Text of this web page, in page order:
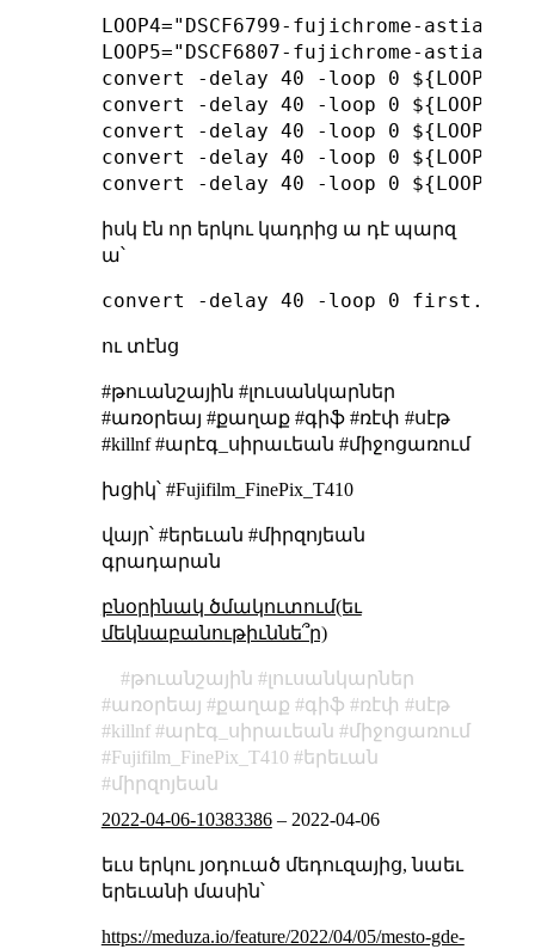
LOOP4="DSCF6799-fujichrome-
LOOP5="DSCF6807-fujichrome-
convert -delay 40 -loop 0 ${LOOP1}
convert -delay 40 -loop 0 ${LOOP2}
convert -delay 40 -loop 0 ${LOOP3}
convert -delay 40 -loop 0 ${LOOP4}
իսկ էն որ երկու կադրից ա դէ պարզ
ա՝
ու տէնց
#թուանշային #լուսանկարներ
#առօրեայ #քաղաք #գիֆ #ռէփ #սէթ
#killnf #արէգ_սիրաւեան #միջոցառում
խցիկ՝ #Fujifilm_FinePix_T410
վայր՝ #երեւան #միրզոյեան
գրադարան
բնօրինակ ծմակուտում(եւ
մեկնաբանութիւննե՞ր)
թուանշային
լուսանկարներ
առօրեայ
քաղաք գիֆ ռէփ
սէթ
killnf
արէգ_սիրաւեան
միջոցառում
Fujifilm_FinePix_T410
երեւան
միրզոյեան
2022-04-06-10383386– 2022-04-06
եւս երկու յօդուած մեդուզայից, նաեւ
երեւանի մասին՝
https://meduza.io/feature/2022/04/05/mesto-gde-